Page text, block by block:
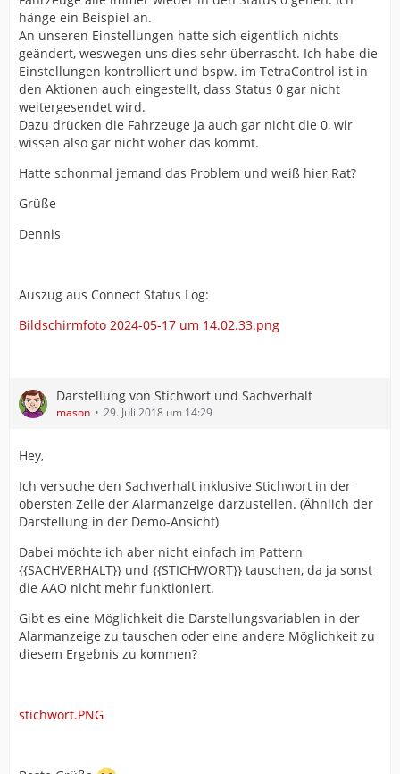
hänge ein Beispiel an.
An unseren Einstellungen hatte sich eigentlich nichts
geändert, weswegen uns dies sehr überrascht. Ich habe die
Einstellungen kontrolliert und bspw. im TetraControl ist in
den Aktionen auch eingestellt, dass Status 0 gar nicht
weitergesendet wird.
Dazu drücken die Fahrzeuge ja auch gar nicht die 0, wir
wissen also gar nicht woher das kommt.
Hatte schonmal jemand das Problem und weiß hier Rat?
Grüße
Dennis
Auszug aus Connect Status Log:
Bildschirmfoto 2024-05-17 um 14.02.33.png
Darstellung von Stichwort und Sachverhalt
mason 29. Juli 2018 um 14:29
Hey,
Ich versuche den Sachverhalt inklusive Stichwort in der
obersten Zeile der Alarmanzeige darzustellen. (Ähnlich der
Darstellung in der Demo-Ansicht)
Dabei möchte ich aber nicht einfach im Pattern
{{SACHVERHALT}} und {{STICHWORT}} tauschen, da ja sonst
die AAO nicht mehr funktioniert.
Gibt es eine Möglichkeit die Darstellungsvariablen in der
Alarmanzeige zu tauschen oder eine andere Möglichkeit zu
diesem Ergebnis zu kommen?
stichwort.PNG